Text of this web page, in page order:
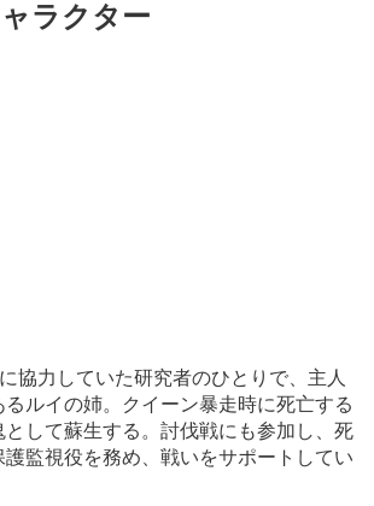
ラクター
協力していた研究者のひとりで、主人
ルイの姉。クイーン暴走時に死亡する
して蘇生する。討伐戦にも参加し、死
監視役を務め、戦いをサポートしてい